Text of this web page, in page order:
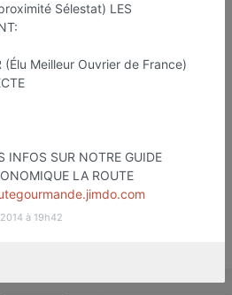
Sélestat) LES
(Élu Meilleur Ouvrier de France)
INFOS SUR NOTRE GUIDE
LA ROUTE
à 19h42